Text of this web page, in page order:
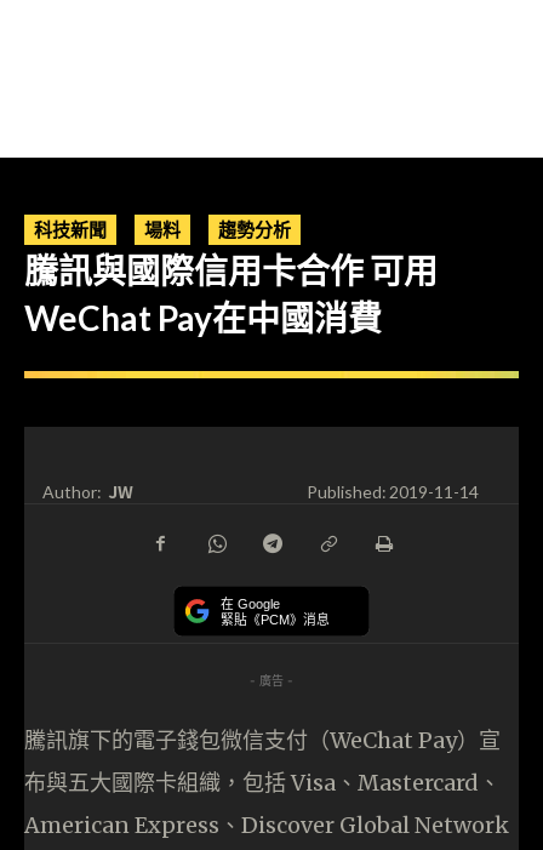
科技新聞 場料 趨勢分析
騰訊與國際信用卡合作 可用
WeChat Pay在中國消費
Author: JW Published:2019-11-14
在 Google
緊貼《PCM》消息
- 廣告 -
騰訊旗下的電子錢包微信支付（WeChat Pay）宣
布與五大國際卡組織，包括 Visa、Mastercard、
American Express、Discover Global Network